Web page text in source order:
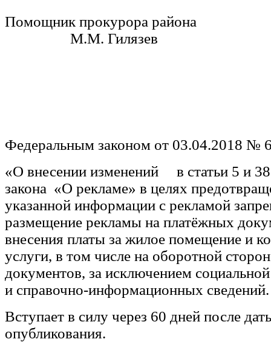
Помощник прокурора
М.М. Гилязев
Федеральным законом от 03.04.2018 №
«О внесении изменений в статьи 5 и
закона «О рекламе» в целях
указанной информации с рекламой
размещение рекламы на платёжных
внесения платы за жилое помещение и
услуги, в том числе на оборотной
документов, за исключением
и справочно-информационных сведений.
Вступает в силу через 60 дней после
опубликования.